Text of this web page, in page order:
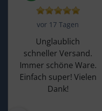
vor 17 Tagen
Unglaublich
schneller Versand.
Immer schöne Ware.
Einfach super! Vielen
Dank!